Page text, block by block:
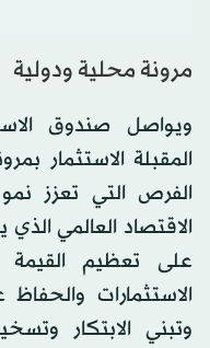
مرونة محلية ودولية
ويواصل صندوق
المقبلة الاستثمار
الفرص التي تعزز
الاقتصاد العالمي
على تعظيم القيمة
الاستثمارات
وتبني الابتكار